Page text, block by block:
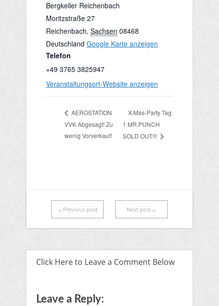
Bergkeller Reichenbach
Moritzstraße 27
Reichenbach, Sachsen 08468
Deutschland Google Karte anzeigen
Telefon
+49 3765 3825947
Veranstaltungsort-Website anzeigen
AEROSTATION
VVK Abgesagt! Zu
wenig Vorverkauf!
X-Mas-Party Tag
1 MR.PUNCH
SOLD OUT!!!
←Previous post Next post→
Click Here to Leave a Comment Below
Leave a Reply: